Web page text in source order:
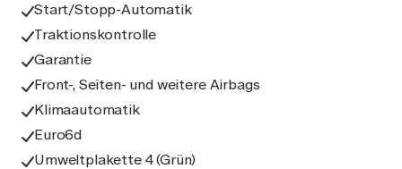
Start/Stopp-Automatik
Traktionskontrolle
Garantie
Front-, Seiten- und weitere Airbags
Klimaautomatik
Euro6d
Umweltplakette 4 (Grün)